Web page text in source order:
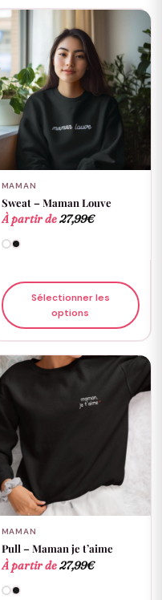
MAMAN
Sweat – Maman Louve
À partir de27,99€
Sélectionner les
options
MAMAN
Pull – Maman je t’aime
À partir de27,99€